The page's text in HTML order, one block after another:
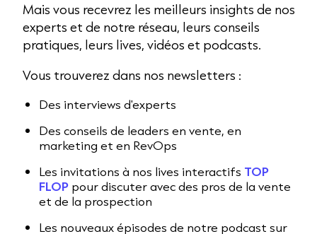
Mais vous recevrez les meilleurs insights de nos
experts et de notre réseau, leurs conseils
pratiques, leurs lives, vidéos et podcasts.
Vous trouverez dans nos newsletters :
Des interviews d'experts
Des conseils de leaders en vente, en
marketing et en RevOps
Les invitations à nos lives interactifs TOP
FLOP pour discuter avec des pros de la vente
et de la prospection
Les nouveaux épisodes de notre podcast sur